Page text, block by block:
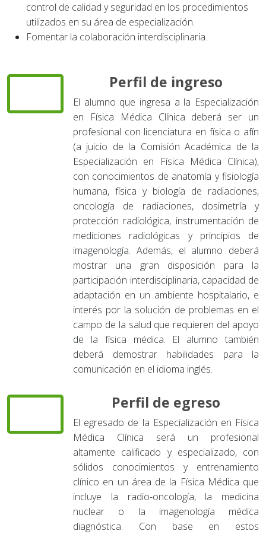
control de calidad y seguridad en los procedimientos
utilizados en su área de especialización.
Fomentar la colaboración interdisciplinaria.
Perfil de ingreso
El alumno que ingresa a la Especialización
en Física Médica Clínica deberá ser un
profesional con licenciatura en física o afín
(a juicio de la Comisión Académica de la
Especialización en Física Médica Clínica),
con conocimientos de anatomía y fisiología
humana, física y biología de radiaciones,
oncología de radiaciones, dosimetría y
protección radiológica, instrumentación de
mediciones radiológicas y principios de
imagenología. Además, el alumno deberá
mostrar una gran disposición para la
participación interdisciplinaria, capacidad de
adaptación en un ambiente hospitalario, e
interés por la solución de problemas en el
campo de la salud que requieren del apoyo
de la física médica. El alumno también
deberá demostrar habilidades para la
comunicación en el idioma inglés.
Perfil de egreso
El egresado de la Especialización en Física
Médica Clínica será un profesional
altamente calificado y especializado, con
sólidos conocimientos y entrenamiento
clínico en un área de la Física Médica que
incluye la radio-oncología, la medicina
nuclear o la imagenología médica
diagnóstica. Con base en estos